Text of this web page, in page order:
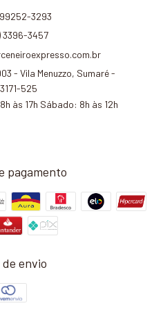
3293
3396-3457
- Vila Menuzzo, Sumaré -
525
às 17h Sábado: 8h às 12h
pagamento
de envio